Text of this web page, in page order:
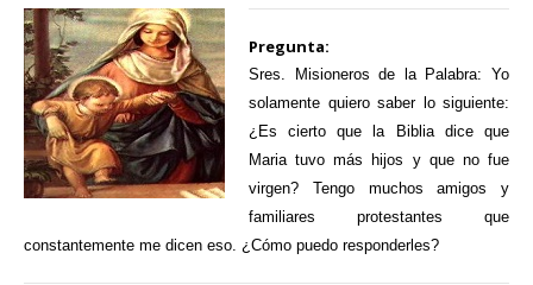
Pregunta:
Sres. Misioneros de la Palabra: Yo
solamente quiero saber lo siguiente:
¿Es cierto que la Biblia dice que
Maria tuvo más hijos y que no fue
virgen? Tengo muchos amigos y
familiares protestantes que
constantemente me dicen eso. ¿Cómo puedo responderles?